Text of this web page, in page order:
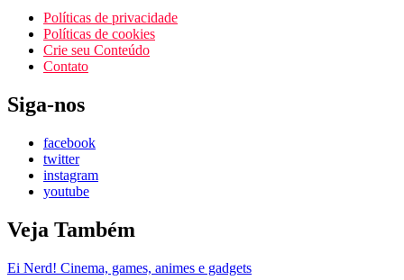
Políticas de privacidade
Políticas de cookies
Crie seu Conteúdo
Contato
Siga-nos
facebook
twitter
instagram
youtube
Veja Também
Ei Nerd! Cinema, games, animes e gadgets